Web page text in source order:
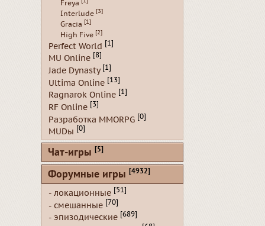
Freya
Interlude [3]
Gracia [1]
High Five [2]
Perfect World [1]
MU Online [8]
Jade Dynasty [1]
Ultima Online [13]
Ragnarok Online [1]
RF Online [3]
Разработка MMORPG [0]
MUDы [0]
Чат-игры [5]
Форумные игры [4932]
- локационные [51]
- смешанные [70]
- эпизодические [689]